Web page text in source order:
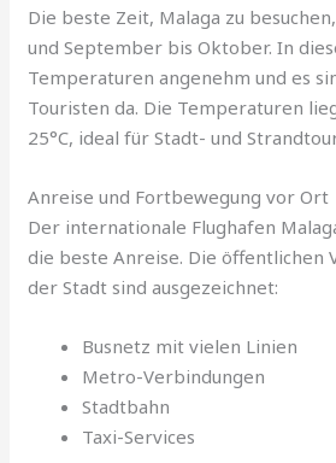
Die beste Zeit, Malaga zu
und September bis Oktober. In
Temperaturen angenehm und es
Touristen da. Die Temperaturen
25°C, ideal für Stadt- und
Anreise und Fortbewegung vor Ort
Der internationale Flughafen
die beste Anreise. Die öffentlichen
der Stadt sind ausgezeichnet:
Busnetz mit vielen Linien
Metro-Verbindungen
Stadtbahn
Taxi-Services